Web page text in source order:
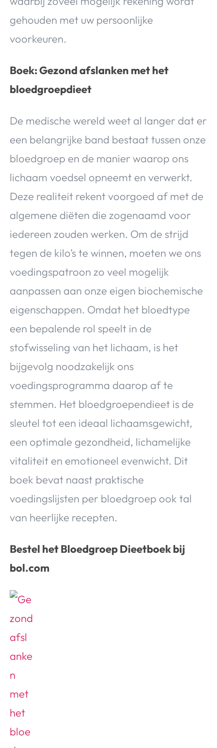
gehouden met uw persoonlijke
voorkeuren.
Boek: Gezond afslanken met het
bloedgroepdieet
De medische wereld weet al langer dat er
een belangrijke band bestaat tussen onze
bloedgroep en de manier waarop ons
lichaam voedsel opneemt en verwerkt.
Deze realiteit rekent voorgoed af met de
algemene diëten die zogenaamd voor
iedereen zouden werken. Om de strijd
tegen de kilo’s te winnen, moeten we ons
voedingspatroon zo veel mogelijk
aanpassen aan onze eigen biochemische
eigenschappen. Omdat het bloedtype
een bepalende rol speelt in de
stofwisseling van het lichaam, is het
bijgevolg noodzakelijk ons
voedingsprogramma daarop af te
stemmen. Het bloedgroependieet is de
sleutel tot een ideaal lichaamsgewicht,
een optimale gezondheid, lichamelijke
vitaliteit en emotioneel evenwicht. Dit
boek bevat naast praktische
voedingslijsten per bloedgroep ook tal
van heerlijke recepten.
Bestel het Bloedgroep Dieetboek bij
bol.com